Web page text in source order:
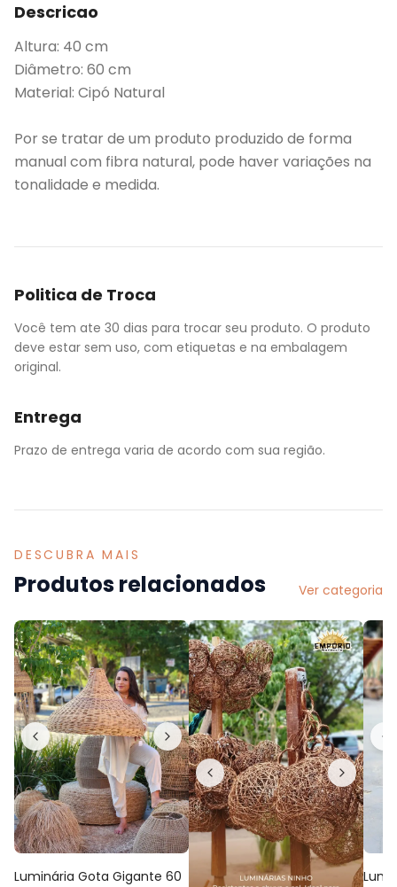
Descricao
Altura: 40 cm
Diâmetro: 60 cm
Material: Cipó Natural
Por se tratar de um produto produzido de forma
manual com fibra natural, pode haver variações na
tonalidade e medida.
Politica de Troca
Você tem ate 30 dias para trocar seu produto. O produto
deve estar sem uso, com etiquetas e na embalagem
original.
Entrega
Prazo de entrega varia de acordo com sua região.
DESCUBRA MAIS
Produtos relacionados Ver categoria
Luminária Gota Gigante 60